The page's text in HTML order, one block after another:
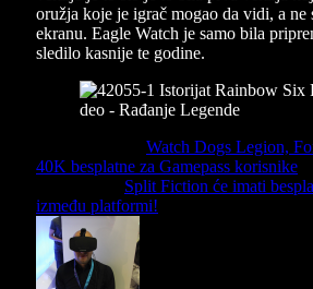
oružja koje je igrač mogao da vidi, a ne
ekranu. Eagle Watch je samo bila
sledilo kasnije te godine.
Watch Dogs Legion,
40K besplatne za Gamepass korisnike
Split Fiction će imati
između platformi!